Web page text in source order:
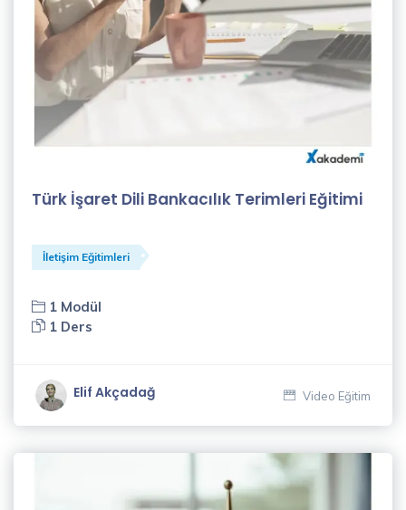
Onur
Akkuş
Özlem
Algül
(4)
Said
Selahattin
Taşkın (1)
Türk İşaret Dili Bankacılık Terimleri Eğitimi
İletişim Eğitimleri
1 Modül
1 Ders
Elif Akçadağ Video Eğitim